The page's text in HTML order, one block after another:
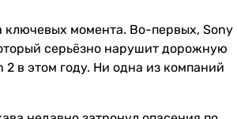
ключевых момента. Во-первых, Sony
серьёзно нарушит дорожную
в этом году. Ни одна из компаний